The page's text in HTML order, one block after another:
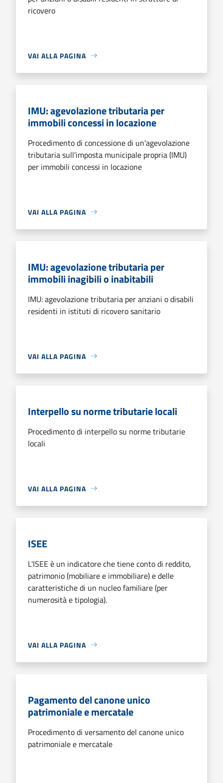
ricovero
VAI ALLA PAGINA
IMU: agevolazione tributaria per
immobili concessi in locazione
Procedimento di concessione di un'agevolazione
tributaria sull'imposta municipale propria (IMU)
per immobili concessi in locazione
VAI ALLA PAGINA
IMU: agevolazione tributaria per
immobili inagibili o inabitabili
IMU: agevolazione tributaria per anziani o disabili
residenti in istituti di ricovero sanitario
VAI ALLA PAGINA
Interpello su norme tributarie locali
Procedimento di interpello su norme tributarie
locali
VAI ALLA PAGINA
ISEE
L'ISEE è un indicatore che tiene conto di reddito,
patrimonio (mobiliare e immobiliare) e delle
caratteristiche di un nucleo familiare (per
numerosità e tipologia).
VAI ALLA PAGINA
Pagamento del canone unico
patrimoniale e mercatale
Procedimento di versamento del canone unico
patrimoniale e mercatale